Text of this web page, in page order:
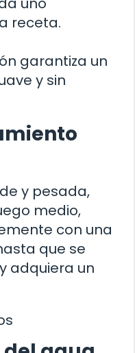
receta.
garantiza un
y sin
y pesada,
medio,
con una
que se
adquiera un